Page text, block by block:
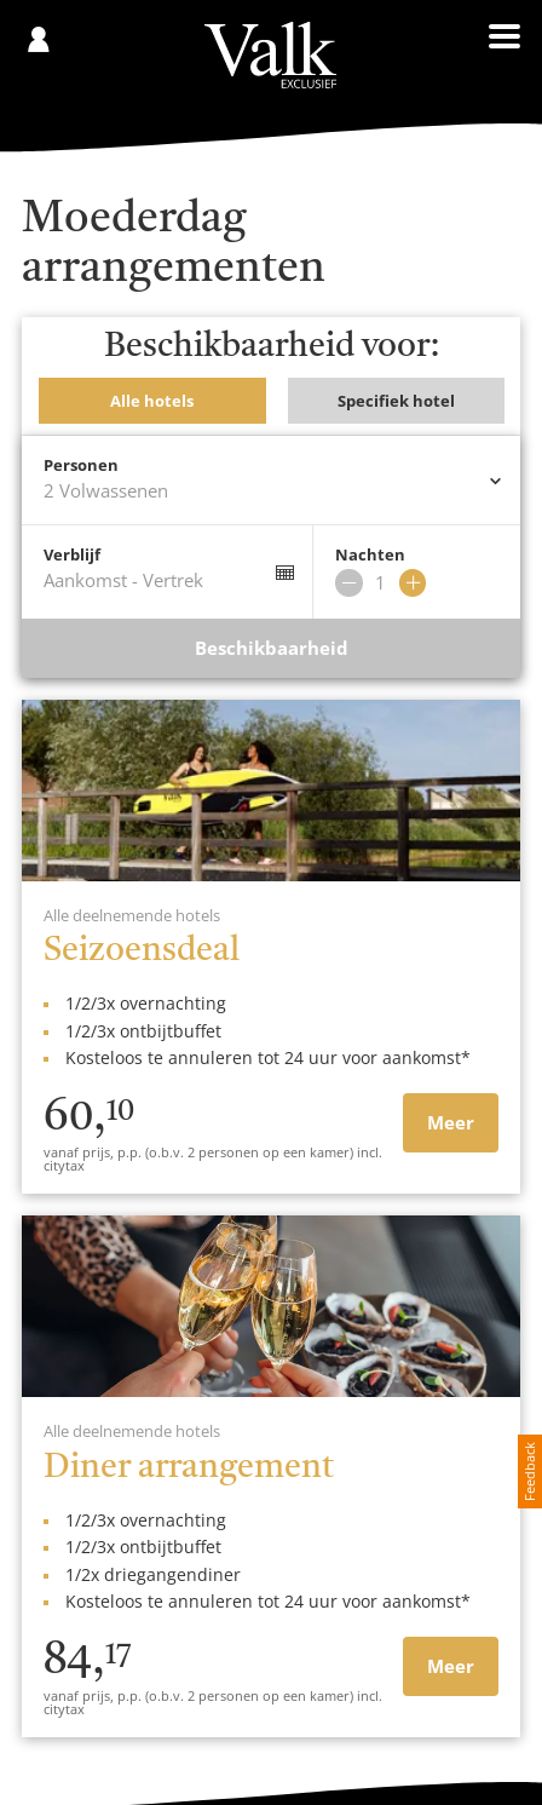
Moederdag
arrangementen
Beschikbaarheid voor:
Alle hotels Specifiek hotel
Personen
2 Volwassenen
Verblijf
Aankomst - Vertrek
Nachten
VerwijderVoeg
toe
Beschik­baar­heid
Alle deelnemende hotels
Seizoensdeal
1/2/3x overnachting
1/2/3x ontbijtbuffet
Kosteloos te annuleren tot 24 uur voor aankomst*
60,10
vanaf prijs, p.p. (o.b.v. 2 personen op een kamer) incl.
citytax
Meer
Alle deelnemende hotels
Diner arrangement
1/2/3x overnachting
1/2/3x ontbijtbuffet
1/2x driegangendiner
Kosteloos te annuleren tot 24 uur voor aankomst*
84,17
vanaf prijs, p.p. (o.b.v. 2 personen op een kamer) incl.
citytax
Meer
Feedback